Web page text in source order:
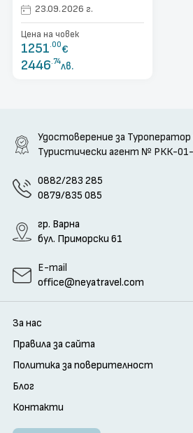
23.09.2026 г.
Цена на човек
1251 .00€
2446 .74лв.
Удостоверение за Туроператор
Туристически агент № РКК-01-
0882/283 285
0879/835 085
гр. Варна
бул. Приморски 61
E-mail
office@neyatravel.com
За нас
Правила за сайта
Политика за поверителност
Блог
Контакти